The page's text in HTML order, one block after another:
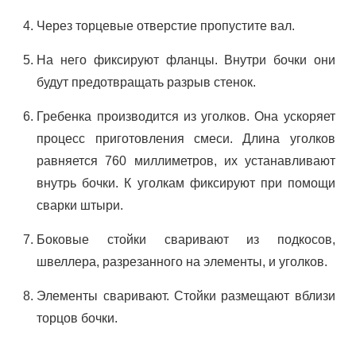
Через торцевые отверстие пропустите вал.
На него фиксируют фланцы. Внутри бочки они
будут предотвращать разрыв стенок.
Гребенка производится из уголков. Она ускоряет
процесс приготовления смеси. Длина уголков
равняется 760 миллиметров, их устанавливают
внутрь бочки. К уголкам фиксируют при помощи
сварки штыри.
Боковые стойки сваривают из подкосов,
швеллера, разрезанного на элементы, и уголков.
Элементы сваривают. Стойки размещают вблизи
торцов бочки.